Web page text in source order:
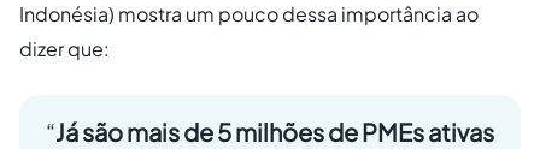
Indonésia) mostra um pouco dessa importância ao
dizer que:
“Já são mais de 5 milhões de PMEs ativas